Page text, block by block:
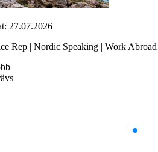
27.07.2026
Rep | Nordic Speaking | Work Abroad